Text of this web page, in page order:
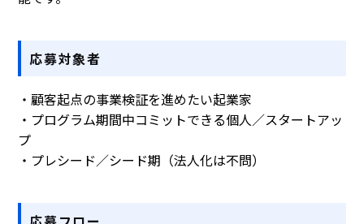
応募対象者
・顧客起点の事業検証を進めたい起業家
・プログラム期間中コミットできる個人／スタートアッ
プ
・プレシード／シード期（法人化は不問）